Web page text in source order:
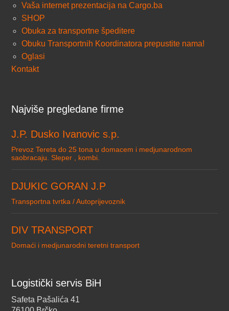
Vaša internet prezentacija na Cargo.ba
SHOP
Obuka za transportne špeditere
Obuku Transportnih Koordinatora prepustite nama!
Oglasi
Kontakt
Najviše pregledane firme
J.P. Dusko Ivanovic s.p.
Prevoz Tereta do 25 tona u domacem i medjunarodnom
saobracaju. Sleper , kombi.
DJUKIC GORAN J.P
Transportna tvrtka / Autoprijevoznik
DIV TRANSPORT
Domaći i medjunarodni teretni transport
Logistički servis BiH
Safeta Pašalića 41